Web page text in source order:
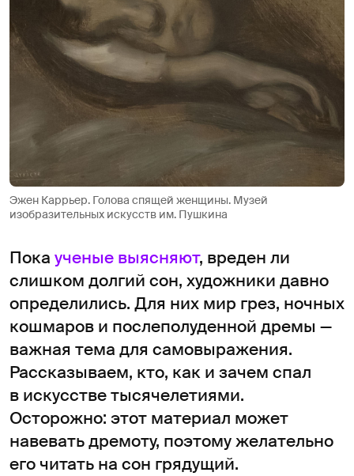
Эжен Каррьер. Голова спящей женщины. Музей
изобразительных искусств им. Пушкина
Пока ученые выясняют, вреден ли
слишком долгий сон, художники давно
определились. Для них мир грез, ночных
кошмаров и послеполуденной дремы —
важная тема для самовыражения.
Рассказываем, кто, как и зачем спал
в искусстве тысячелетиями.
Осторожно: этот материал может
навевать дремоту, поэтому желательно
его читать на сон грядущий.